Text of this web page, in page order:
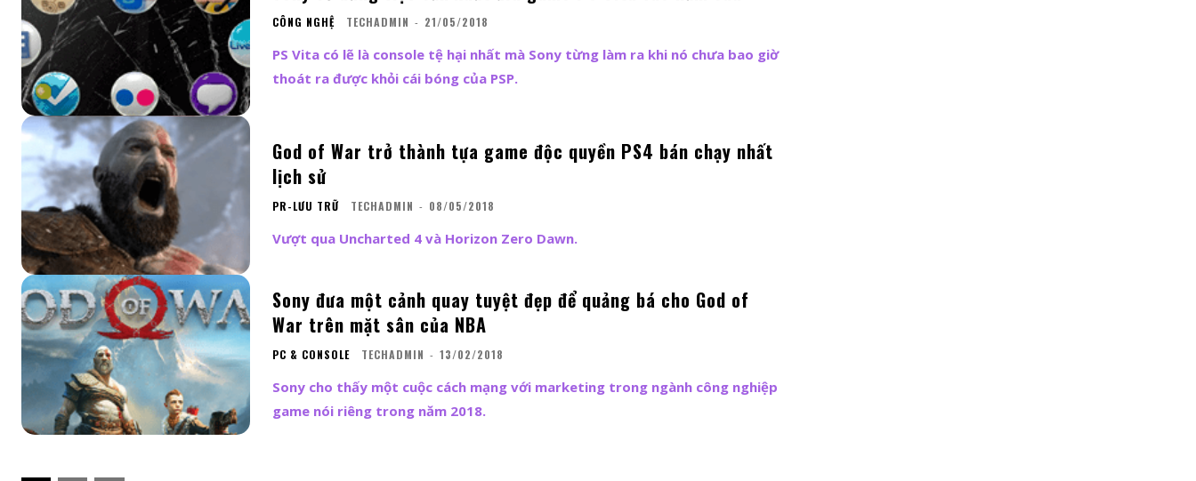
CÔNG NGHỆ TECHADMIN - 21/05/2018
PS Vita có lẽ là console tệ hại nhất mà Sony từng làm ra khi nó chưa bao giờ
thoát ra được khỏi cái bóng của PSP.
God of War trở thành tựa game độc quyền PS4 bán chạy nhất
lịch sử
PR-LƯU TRỮ TECHADMIN - 08/05/2018
Vượt qua Uncharted 4 và Horizon Zero Dawn.
Sony đưa một cảnh quay tuyệt đẹp để quảng bá cho God of
War trên mặt sân của NBA
PC & CONSOLE TECHADMIN - 13/02/2018
Sony cho thấy một cuộc cách mạng với marketing trong ngành công nghiệp
game nói riêng trong năm 2018.